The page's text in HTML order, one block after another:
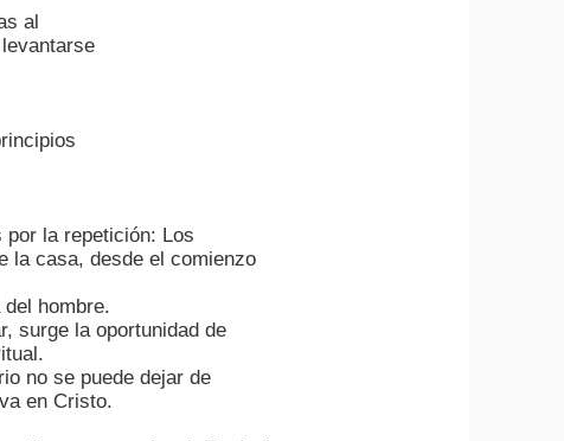
al
la repetición: Los
la casa, desde el comienzo
hombre.
surge la oportunidad de
no se puede dejar de
en Cristo.